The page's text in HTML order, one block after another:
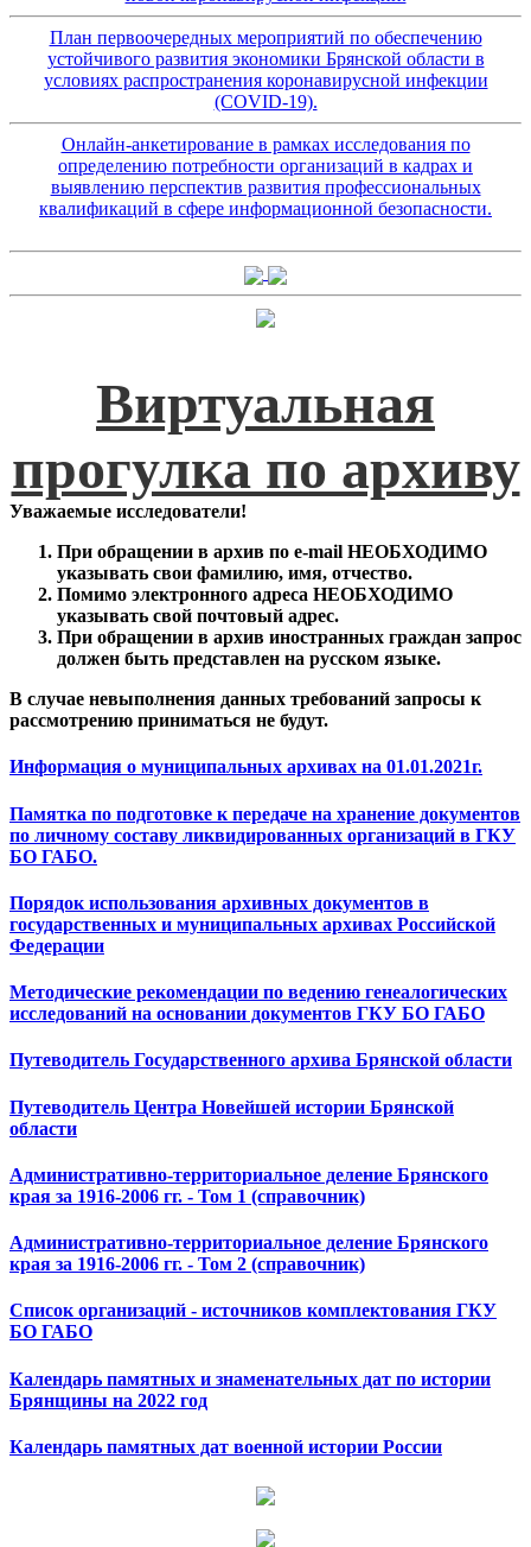
План первоочередных мероприятий по обеспечению
устойчивого развития экономики Брянской области в
условиях распространения коронавирусной инфекции
(COVID-19).
Онлайн-анкетирование в рамках исследования по
определению потребности организаций в кадрах и
выявлению перспектив развития профессиональных
квалификаций в сфере информационной безопасности.
Виртуальная
прогулка по архиву
Уважаемые исследователи!
При обращении в архив по e-mail НЕОБХОДИМО
указывать свои фамилию, имя, отчество.
Помимо электронного адреса НЕОБХОДИМО
указывать свой почтовый адрес.
При обращении в архив иностранных граждан запрос
должен быть представлен на русском языке.
В случае невыполнения данных требований запросы к
рассмотрению приниматься не будут.
Информация о муниципальных архивах на 01.01.2021г.
Памятка по подготовке к передаче на хранение документов
по личному составу ликвидированных организаций в ГКУ
БО ГАБО.
Порядок использования архивных документов в
государственных и муниципальных архивах Российской
Федерации
Методические рекомендации по ведению генеалогических
исследований на основании документов ГКУ БО ГАБО
Путеводитель Государственного архива Брянской области
Путеводитель Центра Новейшей истории Брянской
области
Административно-территориальное деление Брянского
края за 1916-2006 гг. - Том 1 (справочник)
Административно-территориальное деление Брянского
края за 1916-2006 гг. - Том 2 (справочник)
Список организаций - источников комплектования ГКУ
БО ГАБО
Календарь памятных и знаменательных дат по истории
Брянщины на 2022 год
Календарь памятных дат военной истории России